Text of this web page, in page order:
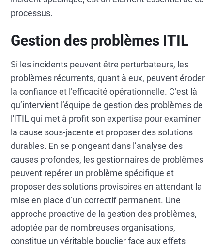
processus.
Gestion des problèmes ITIL
Si les incidents peuvent être perturbateurs, les
problèmes récurrents, quant à eux, peuvent éroder
la confiance et l’efficacité opérationnelle. C’est là
qu’intervient l’équipe de gestion des problèmes de
l'ITIL qui met à profit son expertise pour examiner
la cause sous-jacente et proposer des solutions
durables. En se plongeant dans l’analyse des
causes profondes, les gestionnaires de problèmes
peuvent repérer un problème spécifique et
proposer des solutions provisoires en attendant la
mise en place d’un correctif permanent. Une
approche proactive de la gestion des problèmes,
adoptée par de nombreuses organisations,
constitue un véritable bouclier face aux effets